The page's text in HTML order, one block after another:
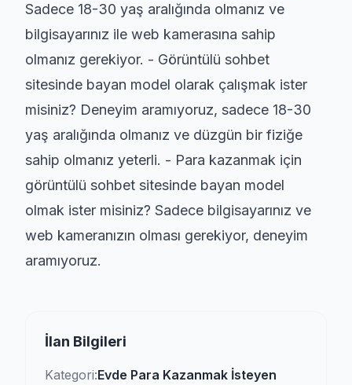
Sadece 18-30 yaş aralığında olmanız ve
bilgisayarınız ile web kamerasına sahip
olmanız gerekiyor. - Görüntülü sohbet
sitesinde bayan model olarak çalışmak ister
misiniz? Deneyim aramıyoruz, sadece 18-30
yaş aralığında olmanız ve düzgün bir fiziğe
sahip olmanız yeterli. - Para kazanmak için
görüntülü sohbet sitesinde bayan model
olmak ister misiniz? Sadece bilgisayarınız ve
web kameranızın olması gerekiyor, deneyim
aramıyoruz.
İlan Bilgileri
Kategori:Evde Para Kazanmak İsteyen